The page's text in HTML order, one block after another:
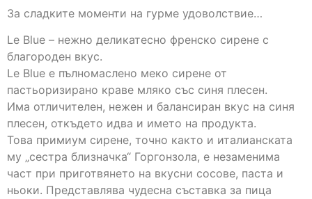
За сладките моменти на гурме удоволствие…
Le Blue – нежно деликатесно френско сирене с
благороден вкус.
Le Blue е пълномаслено мекo сирене от
пастьоризирано краве мляко със синя плесен.
Има отличителен, нежен и балансиран вкус на синя
плесен, откъдето идва и името на продукта.
Това примиум сирене, точно както и италианската
му „сестра близначка“ Горгонзола, е незаменима
част при приготвянето на вкусни сосове, паста и
ньоки. Представлява чудесна съставка за пица